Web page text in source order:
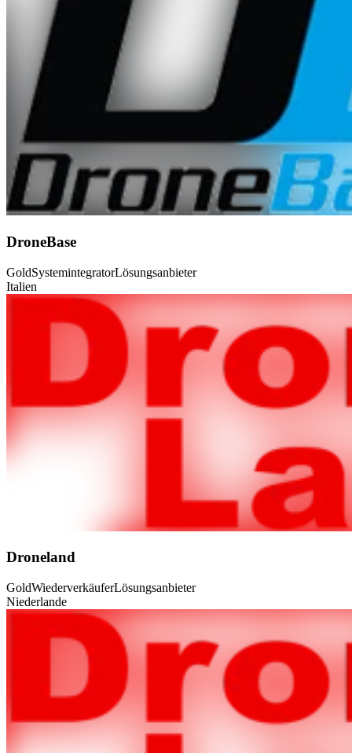
DroneBase
GoldSystemintegratorLösungsanbieter
Italien
Droneland
GoldWiederverkäuferLösungsanbieter
Niederlande